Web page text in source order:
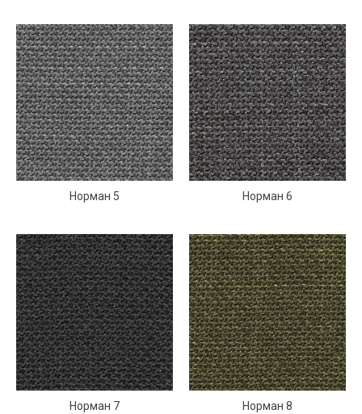
Норман 5 Норман 6
Норман 7 Норман 8